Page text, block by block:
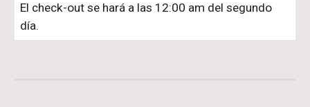
El check-out se hará a las 12:00 am del segundo
día.